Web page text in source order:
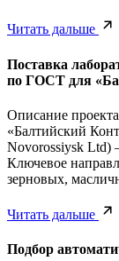
Читать дальше
Поставка
по ГОСТ для
Описание
«Балтийский
Novorossiysk Ltd)
Ключевое
зерновых,
Читать дальше
Подбор